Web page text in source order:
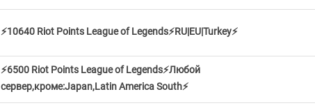
⚡10640 Riot Points League of Legends⚡RU|EU|Turkey⚡
⚡6500 Riot Points League of Legends⚡Любой
сервер,кроме:Japan,Latin America South⚡